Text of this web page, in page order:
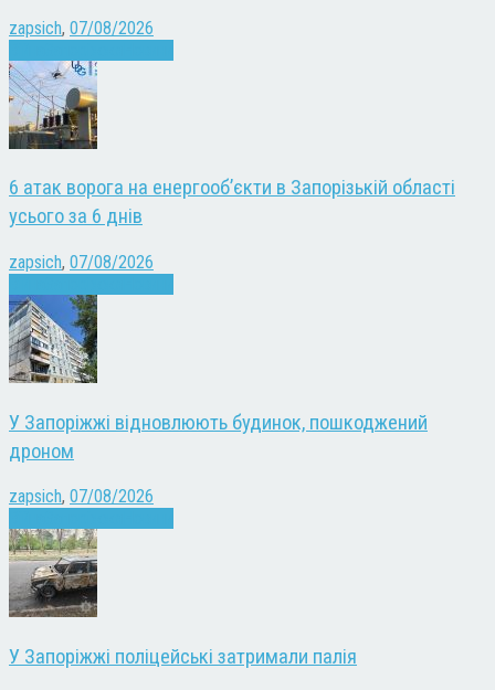
zapsich, 07/08/2026
6 атак ворога на енергооб’єкти в Запорізькій області
усього за 6 днів
zapsich, 07/08/2026
У Запоріжжі відновлюють будинок, пошкоджений
дроном
zapsich, 07/08/2026
У Запоріжжі поліцейські затримали палія